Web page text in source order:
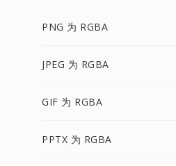
PNG 为 RGBA
JPEG 为 RGBA
GIF 为 RGBA
PPTX 为 RGBA